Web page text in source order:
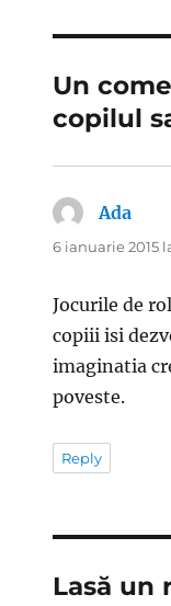
Un
copilul
Ada
6 ianuarie 2015
Jocurile de
copiii isi
imaginatia
poveste.
Reply
Lasă un